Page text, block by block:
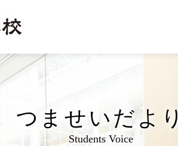
つませいだより
Students Voice